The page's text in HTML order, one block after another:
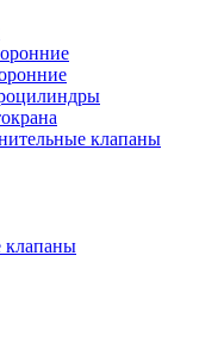
клапаны
клапаны